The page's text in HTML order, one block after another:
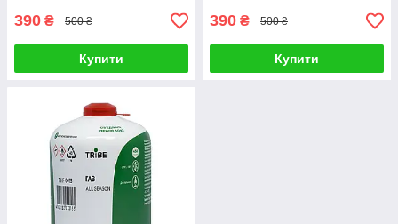
390 ₴ 500 ₴
Купити
390 ₴ 500 ₴
Купити